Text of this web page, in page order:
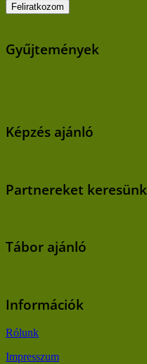
Gyűjtemények
Képzés ajánló
Partnereket keresünk
Tábor ajánló
Információk
Rólunk
Impresszum